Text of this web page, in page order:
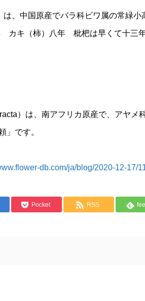
、中国原産でバラ科ビワ属の常緑小
カキ（柿）八年 枇杷は早くて十三
）は、南アフリカ原産で、アヤメ
」です。
db.com/ja/blog/2020-12-17/
Pocket RSS